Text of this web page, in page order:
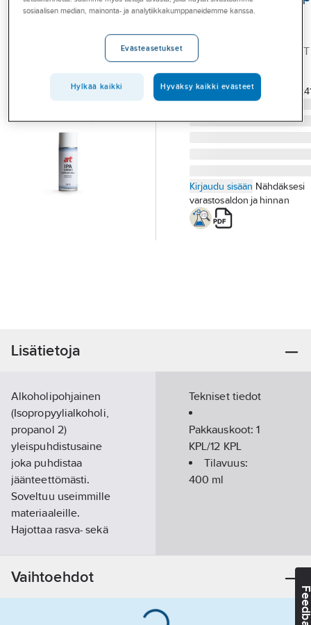
Palvelut
At-tuote 2413
IPA-
Tuotenumero
730368
Toimittajan tuotenumero:
Kirjaudu sisään Nähdäksesi
varastosaldon ja hinnan
Lisätietoja
Alkoholipohjainen
(Isopropyylialkoholi,
propanol 2)
yleispuhdistusaine
joka puhdistaa
jäänteettömästi.
Soveltuu useimmille
materiaaleille.
Hajottaa rasva- sekä
helppokäyttöinen.
Käytetään mm.
Tekniset tiedot
Pakkauskoot:1
KPL/12 KPL
Tilavuus:
400 ml
Vaihtoehdot
sosiaalisen median, mainonta- ja analytiikkakumppaneidemme kanssa.
Evästeasetukset
Hylkää kaikki Hyväksy kaikki evästeet